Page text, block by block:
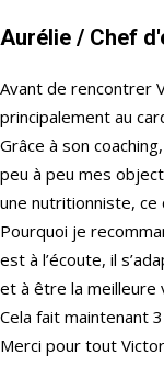
Aurélie / Chef
Avant de rencontrer
principalement au
Grâce à son
peu à peu mes
une nutritionniste, ce
Pourquoi je
est à l’écoute, il
et à être la meilleure
Cela fait maintenant
Merci pour tout